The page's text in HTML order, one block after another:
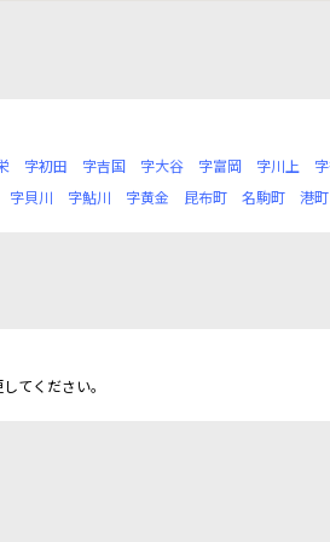
字初田 字吉国 字大谷 字富岡 字川上
字貝川
字鮎川 字黄金 昆布町 名駒町 港町
てください。